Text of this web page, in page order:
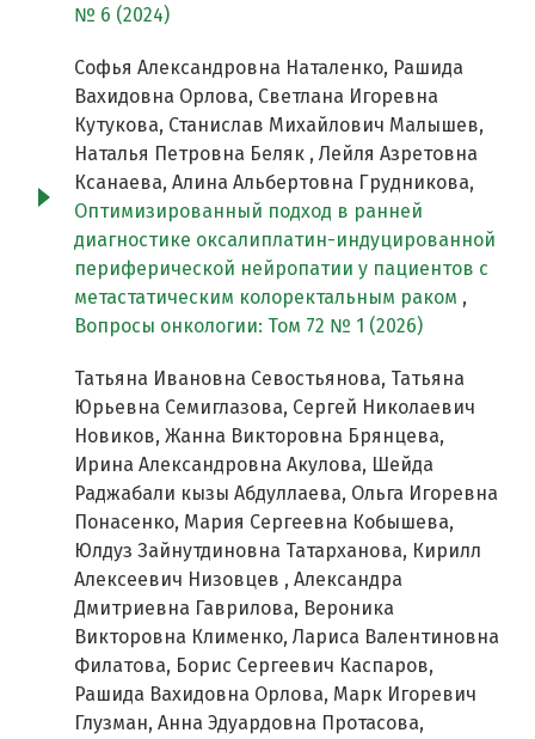
№ 6 (2024)
Софья Александровна Наталенко, Рашида
Вахидовна Орлова, Светлана Игоревна
Кутукова, Станислав Михайлович Малышев,
Наталья Петровна Беляк , Лейля Азретовна
Ксанаева, Алина Альбертовна Грудникова,
Оптимизированный подход в ранней
диагностике оксалиплатин-индуцированной
периферической нейропатии у пациентов с
метастатическим колоректальным раком ,
Вопросы онкологии: Том 72 № 1 (2026)
Татьяна Ивановна Севостьянова, Татьяна
Юрьевна Семиглазова, Сергей Николаевич
Новиков, Жанна Викторовна Брянцева,
Ирина Александровна Акулова, Шейда
Раджабали кызы Абдуллаева, Ольга Игоревна
Понасенко, Мария Сергеевна Кобышева,
Юлдуз Зайнутдиновна Татарханова, Кирилл
Алексеевич Низовцев , Александра
Дмитриевна Гаврилова, Вероника
Викторовна Клименко, Лариса Валентиновна
Филатова, Борис Сергеевич Каспаров,
Рашида Вахидовна Орлова, Марк Игоревич
Глузман, Анна Эдуардовна Протасова,